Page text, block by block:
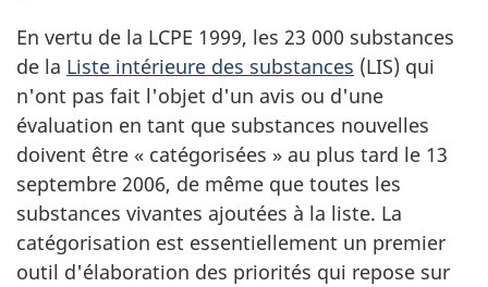
En vertu de la LCPE 1999, les 23 000 substances
de la Liste intérieure des substances (LIS) qui
n'ont pas fait l'objet d'un avis ou d'une
évaluation en tant que substances nouvelles
doivent être « catégorisées » au plus tard le 13
septembre 2006, de même que toutes les
substances vivantes ajoutées à la liste. La
catégorisation est essentiellement un premier
outil d'élaboration des priorités qui repose sur